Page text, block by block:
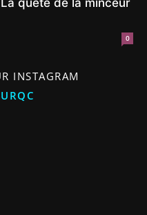
quête de la minceur
0
INSTAGRAM